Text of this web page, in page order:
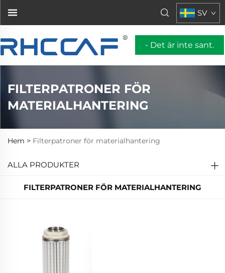
SV
- Det är inte sant.
FILTERPATRONER FÖR
MATERIALHANTERING
Hem > Filterpatroner för materialhantering
ALLA PRODUKTER
FILTERPATRONER FÖR MATERIALHANTERING